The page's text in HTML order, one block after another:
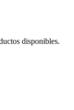
disponibles.